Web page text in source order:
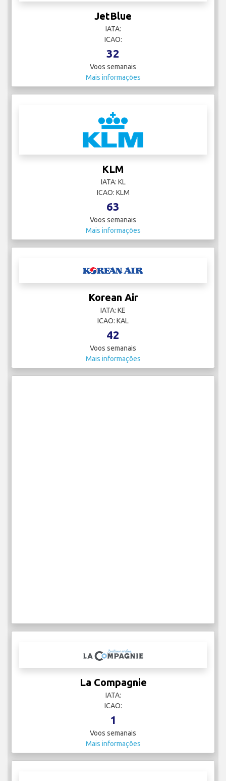
JetBlue
IATA:
ICAO:
32
Voos semanais
Mais informações
KLM
IATA: KL
ICAO: KLM
63
Voos semanais
Mais informações
Korean Air
IATA: KE
ICAO: KAL
42
Voos semanais
Mais informações
La Compagnie
IATA:
ICAO:
1
Voos semanais
Mais informações